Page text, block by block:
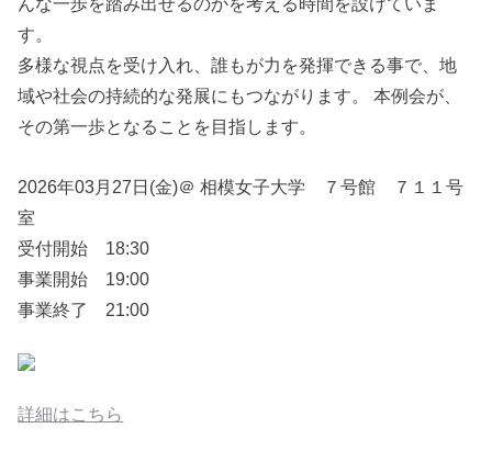
す。
多様な視点を受け入れ、誰もが力を発揮できる事で、地
域や社会の持続的な発展にもつながります。 本例会が、
その第一歩となることを目指します。
2026年03月27日(金)＠ 相模女子大学 ７号館 ７１１号
室
受付開始 18:30
事業開始 19:00
事業終了 21:00
詳細はこちら